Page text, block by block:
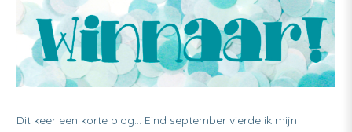
goodiebag
gewonnen?
Dit keer een korte blog… Eind september vierde ik mijn